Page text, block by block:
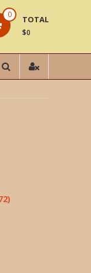
0 TOTAL
$0